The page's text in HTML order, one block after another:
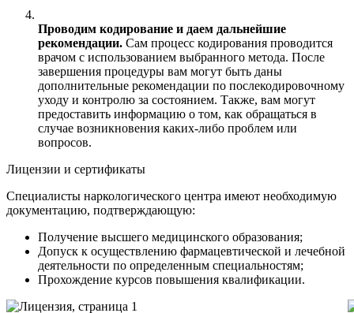
Проводим кодирование и даем дальнейшие
рекомендации. Сам процесс кодирования проводится
врачом с использованием выбранного метода. После
завершения процедуры вам могут быть даны
дополнительные рекомендации по послекодировочному
уходу и контролю за состоянием. Также, вам могут
предоставить информацию о том, как обращаться в
случае возникновения каких-либо проблем или
вопросов.
Лицензии и сертификаты
Специалисты наркологического центра имеют необходимую
документацию, подтверждающую:
Получение высшего медицинского образования;
Допуск к осуществлению фармацевтической и лечебной
деятельности по определенным специальностям;
Прохождение курсов повышения квалификации.